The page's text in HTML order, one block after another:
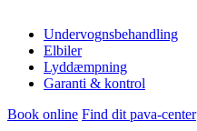
Undervognsbehandling
Elbiler
Lyddæmpning
Garanti & kontrol
Book online Find dit pava-center